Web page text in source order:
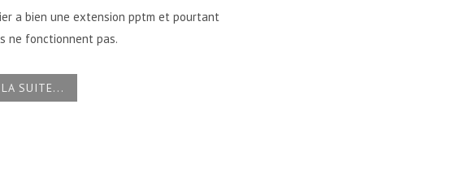
a bien une extension pptm et pourtant
ne fonctionnent pas.
SUITE...